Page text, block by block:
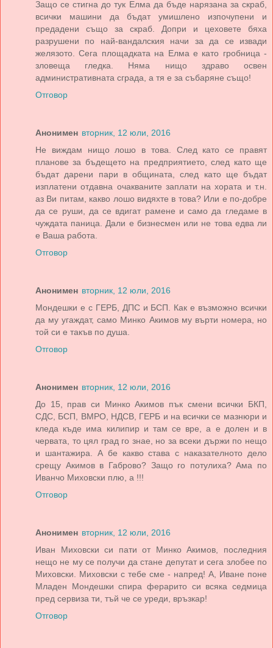
Защо се стигна до тук Елма да бъде нарязана за скраб,
всички машини да бъдат умишлено изпочупени и
предадени също за скраб. Допри и цеховете бяха
разрушени по най-вандалския начи за да се извади
желязото. Сега площадката на Елма е като гробница -
зловеща гледка. Няма нищо здраво освен
административната сграда, а тя е за събаряне също!
Отговор
Анонимен вторник, 12 юли, 2016
Не виждам нищо лошо в това. След като се правят
планове за бъдещето на предприятието, след като ще
бъдат дарени пари в общината, след като ще бъдат
изплатени отдавна очакваните заплати на хората и т.н.
аз Ви питам, какво лошо видяхте в това? Или е по-добре
да се руши, да се вдигат рамене и само да гледаме в
чуждата паница. Дали е бизнесмен или не това едва ли
е Ваша работа.
Отговор
Анонимен вторник, 12 юли, 2016
Мондешки е с ГЕРБ, ДПС и БСП. Как е възможно всички
да му угаждат, само Минко Акимов му върти номера, но
той си е такъв по душа.
Отговор
Анонимен вторник, 12 юли, 2016
До 15, прав си Минко Акимов пък смени всички БКП,
СДС, БСП, ВМРО, НДСВ, ГЕРБ и на всички се мазнюри и
кледа къде има килипир и там се вре, а е долен и в
червата, то цял град го знае, но за всеки държи по нещо
и шантажира. А бе какво става с наказателното дело
срещу Акимов в Габрово? Защо го потулиха? Ама по
Иванчо Миховски плю, а !!!
Отговор
Анонимен вторник, 12 юли, 2016
Иван Миховски си пати от Минко Акимов, последния
нещо не му се получи да стане депутат и сега злобее по
Миховски. Миховски с тебе сме - напред! А, Иване поне
Младен Мондешки спира ферарито си всяка седмица
пред сервиза ти, тъй че се уреди, връзкар!
Отговор